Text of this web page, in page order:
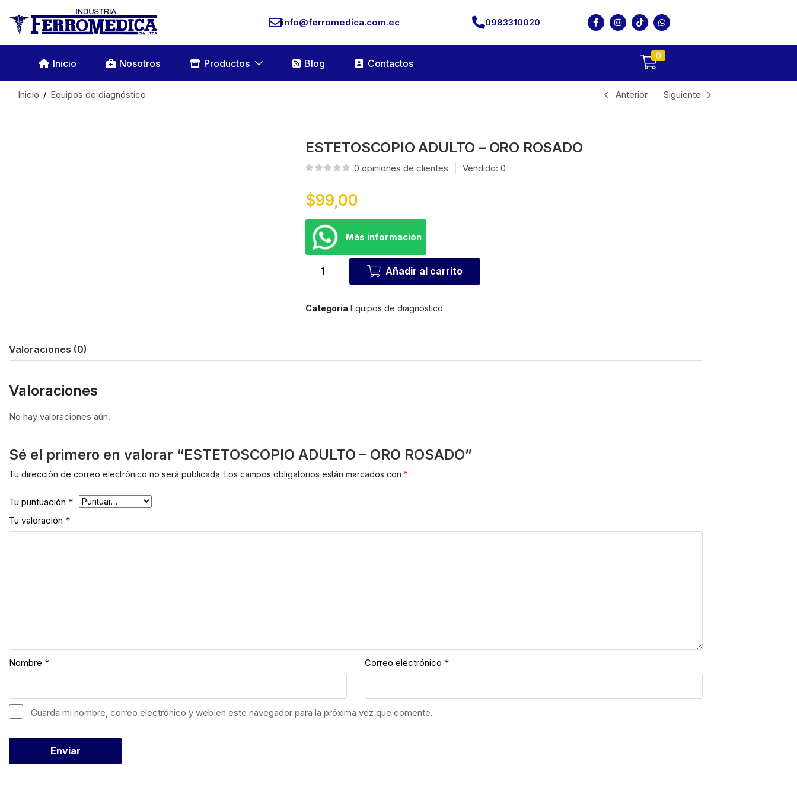
info@ferromedica.com.ec 0983310020
Inicio Nosotros Productos Blog Contactos
0
Inicio Equipos de diagnóstico Anterior Siguiente
ESTETOSCOPIO ADULTO – ORO ROSADO
0 opiniones de clientes Vendido: 0
$99,00
Más información
Añadir al carrito
Categoria Equipos de diagnóstico
Valoraciones (0)
Valoraciones
No hay valoraciones aún.
Sé el primero en valorar “ESTETOSCOPIO ADULTO – ORO ROSADO”
Tu dirección de correo electrónico no será publicada. Los campos obligatorios están marcados con *
Tu puntuación *
Tu valoración *
Nombre * Correo electrónico *
Guarda mi nombre, correo electrónico y web en este navegador para la próxima vez que comente.